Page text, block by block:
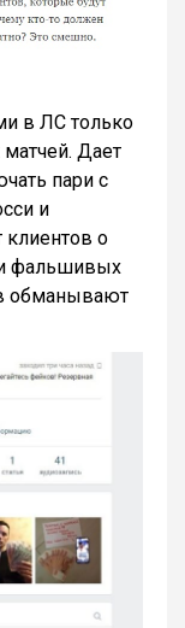
в ЛС только
Дает
пари с
и
о
фальшивых
обманывают